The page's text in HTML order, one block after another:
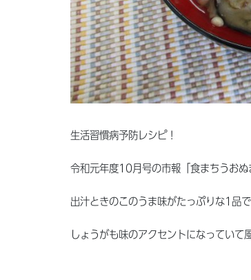
生活習慣病予防レシピ！
令和元年度10月号の市報「食まちうおぬ
出汁ときのこのうま味がたっぷりな1品で
しょうがも味のアクセントになっていて